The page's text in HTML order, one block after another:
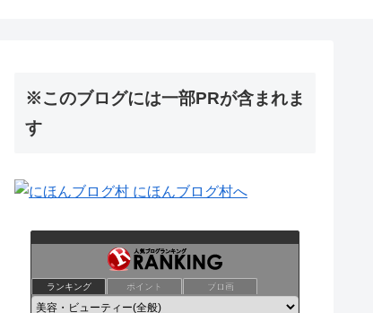
※このブログには一部PRが含まれま
す
ランキング ポイント ブロ画
202位 iHerbで買ったもの、あれやこれや。
203位 天然母親の息子のボヤキ日記